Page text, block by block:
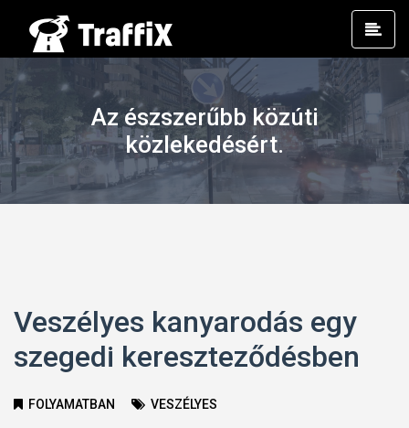
Az észszerűbb közúti
közlekedésért.
Veszélyes kanyarodás egy
szegedi kereszteződésben
FOLYAMATBAN VESZÉLYES